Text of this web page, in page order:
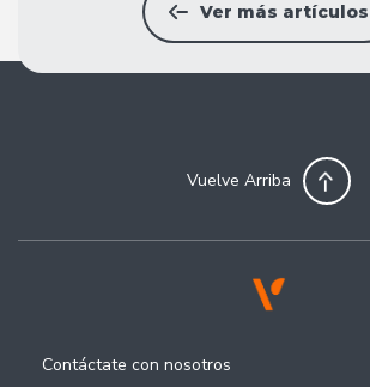
Ver más artículos
Vuelve Arriba
Contáctate con nosotros